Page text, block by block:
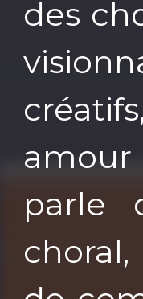
des
amour
parle